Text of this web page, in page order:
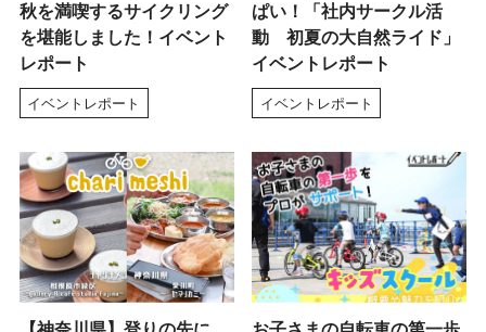
秋を満喫するサイクリング
を堪能しました！イベント
レポート
イベントレポート
ぱい！「社内サークル活
動 初夏の大自然ライド」
イベントレポート
イベントレポート